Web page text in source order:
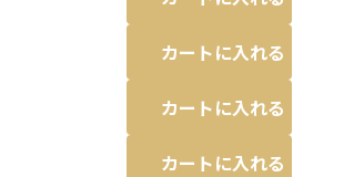
カートに入れる
カートに入れる
カートに入れる